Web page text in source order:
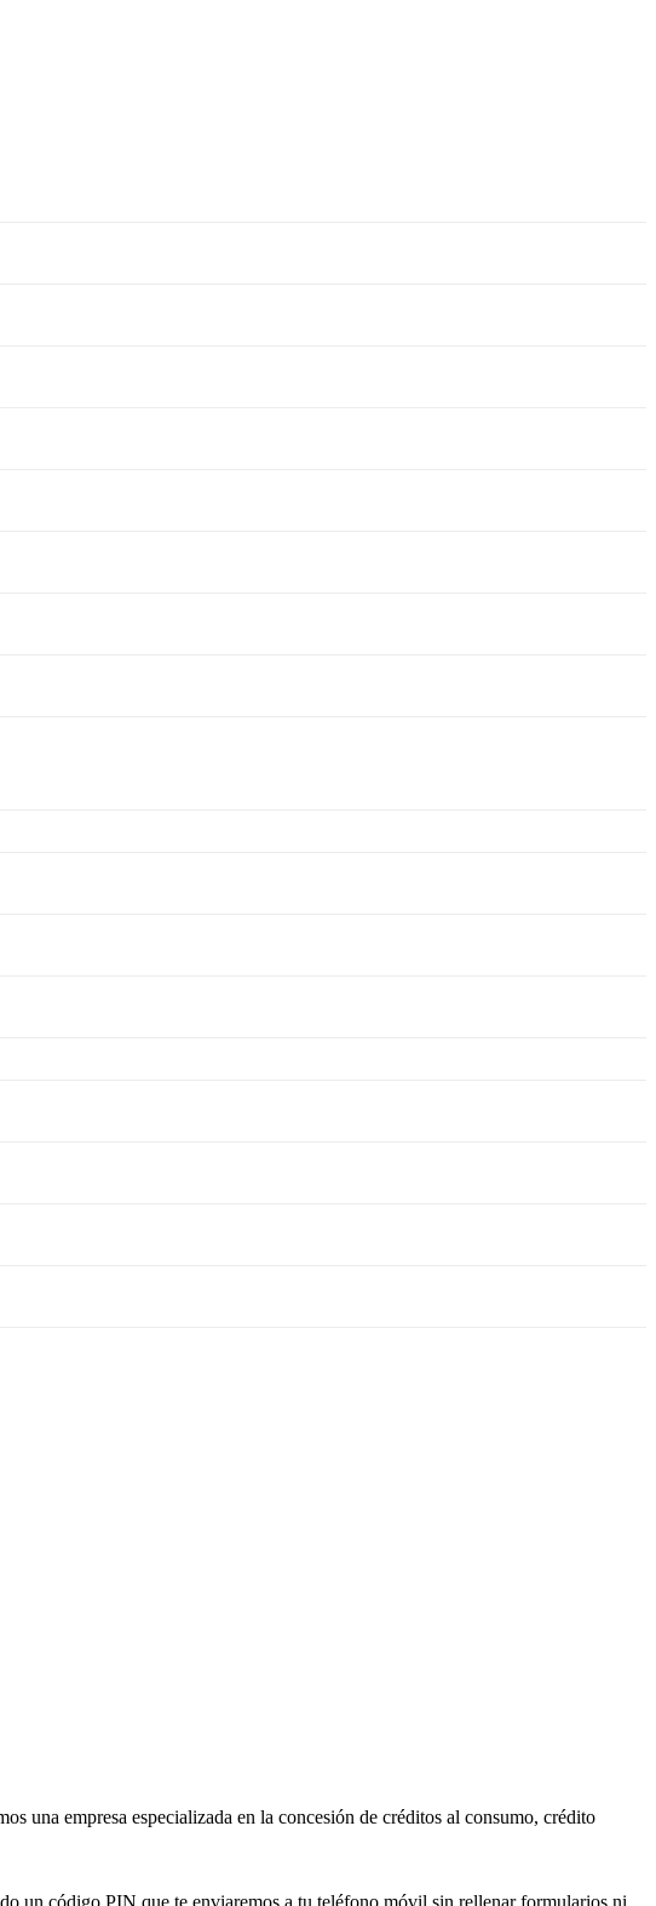
una empresa especializada en la concesión de créditos al consumo, crédito
un código PIN que te enviaremos a tu teléfono móvil sin rellenar formularios ni